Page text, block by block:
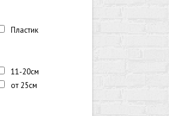
Пластик
11-20см
от 25см